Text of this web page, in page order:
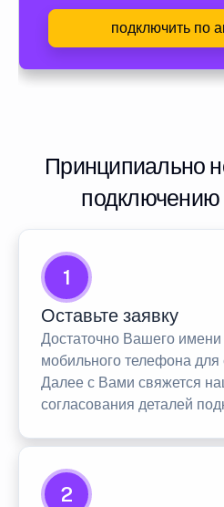
подключить по
Принципиально
подключению
1
Оставьте заявку
Достаточно Вашего
мобильного телефона для
Далее с Вами свяжется
согласования деталей
2